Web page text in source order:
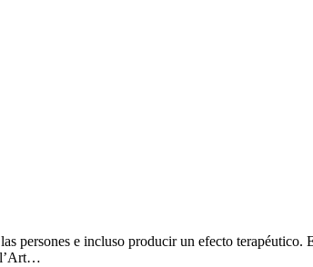
persones e incluso producir un efecto terapéutico.